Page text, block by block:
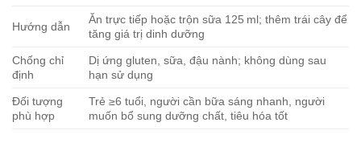
Hướng dẫn
Ăn trực tiếp hoặc trộn sữa 125 ml; thêm trái cây để
tăng giá trị dinh dưỡng
Chống chỉ
định
Dị ứng gluten, sữa, đậu nành; không dùng sau
hạn sử dụng
Đối tượng
phù hợp
Trẻ ≥6 tuổi, người cần bữa sáng nhanh, người
muốn bổ sung dưỡng chất, tiêu hóa tốt